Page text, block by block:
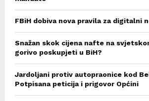
FBiH dobiva nova pravila za digitalni
Snažan skok cijena nafte na
gorivo poskupjeti u BiH?
Jardoljani protiv autopraonice kod
Potpisana peticija i prigovor Općini